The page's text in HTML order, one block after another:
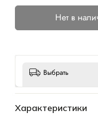
Нет в
Выбрать
Характеристики